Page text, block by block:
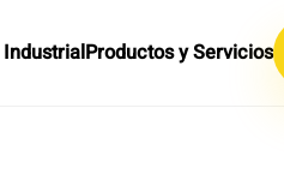
IndustrialProductos y Servicios